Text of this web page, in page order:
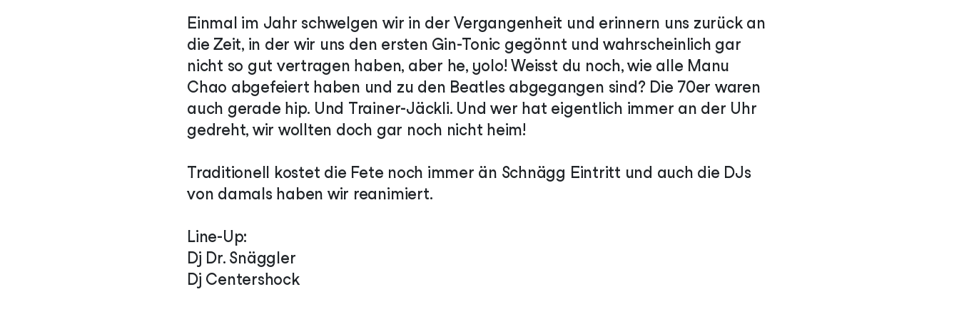
Einmal im Jahr schwelgen wir in der Vergangenheit und erinnern uns zurück an
die Zeit, in der wir uns den ersten Gin-Tonic gegönnt und wahrscheinlich gar
nicht so gut vertragen haben, aber he, yolo! Weisst du noch, wie alle Manu
Chao abgefeiert haben und zu den Beatles abgegangen sind? Die 70er waren
auch gerade hip. Und Trainer-Jäckli. Und wer hat eigentlich immer an der Uhr
gedreht, wir wollten doch gar noch nicht heim!
Traditionell kostet die Fete noch immer än Schnägg Eintritt und auch die DJs
von damals haben wir reanimiert.
Line-Up:
Dj Dr. Snäggler
Dj Centershock